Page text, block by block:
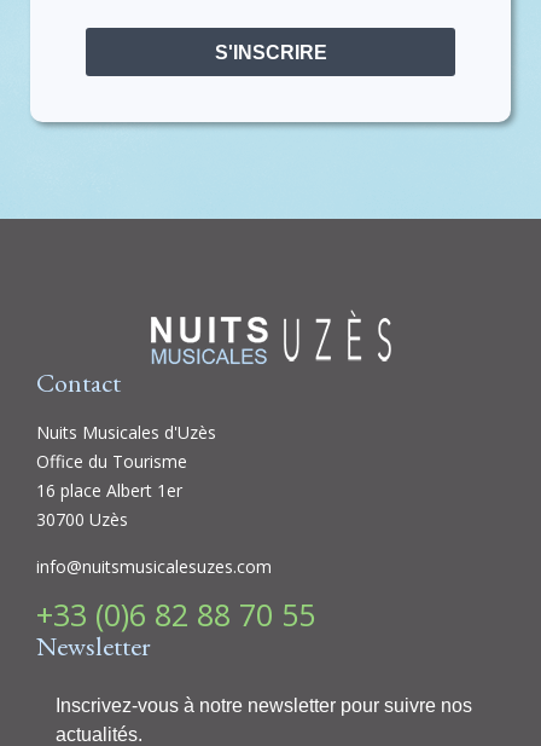
S'INSCRIRE
Contact
Nuits Musicales d'Uzès
Office du Tourisme
16 place Albert 1er
30700 Uzès
info@nuitsmusicalesuzes.com
+33 (0)6 82 88 70 55
Newsletter
Inscrivez-vous à notre newsletter pour suivre nos
actualités.